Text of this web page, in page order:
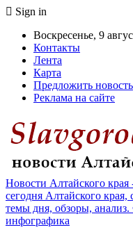
Sign in
Воскресенье, 9
Контакты
Лента
Карта
Предложить новость
Реклама на сайте
Новости Алтайского
сегодня Алтайского
темы дня, обзоры,
инфографика